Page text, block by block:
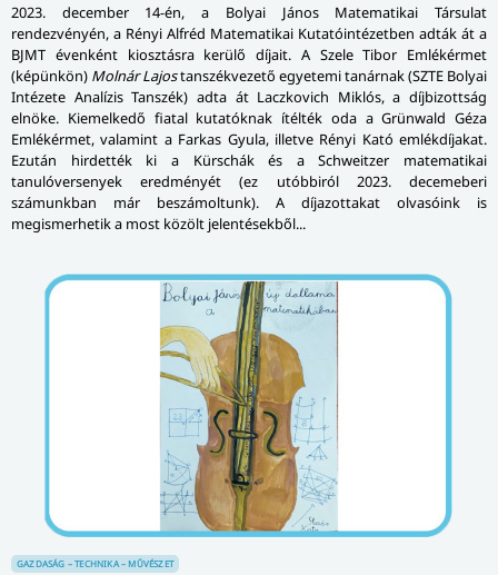
2023. december 14-én, a Bolyai János Matematikai Társulat
rendezvényén, a Rényi Alfréd Matematikai Kutatóintézetben adták át a
BJMT évenként kiosztásra kerülő díjait. A Szele Tibor Emlékérmet
(képünkön) Molnár Lajostanszékvezető egyetemi tanárnak (SZTE Bolyai
Intézete Analízis Tanszék) adta át Laczkovich Miklós, a díjbizottság
elnöke. Kiemelkedő fiatal kutatóknak ítélték oda a Grünwald Géza
Emlékérmet, valamint a Farkas Gyula, illetve Rényi Kató emlékdíjakat.
Ezután hirdették ki a Kürschák és a Schweitzer matematikai
tanulóversenyek eredményét (ez utóbbiról 2023. decemeberi
számunkban már beszámoltunk). A díjazottakat olvasóink is
megismerhetik a most közölt jelentésekből...
GAZDASÁG – TECHNIKA – MŰVÉSZET